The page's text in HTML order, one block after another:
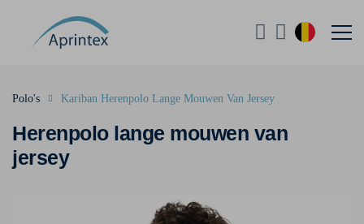
Herenpolo lange mouwen van
jersey
Polo's Kariban Herenpolo Lange Mouwen Van Jersey